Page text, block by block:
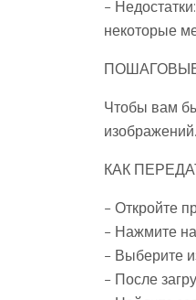
–
некоторые
Чтобы вам
изображений.
КАК
– Откройте
– Нажмите на
– Выберите
– После